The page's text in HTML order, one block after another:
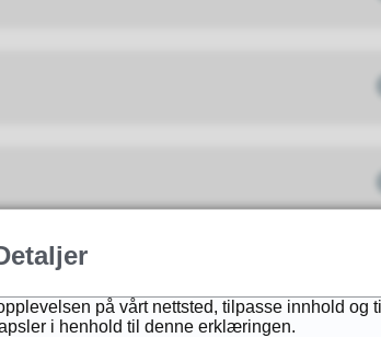
på vårt nettsted, tilpasse innhold og
i henhold til denne erklæringen.